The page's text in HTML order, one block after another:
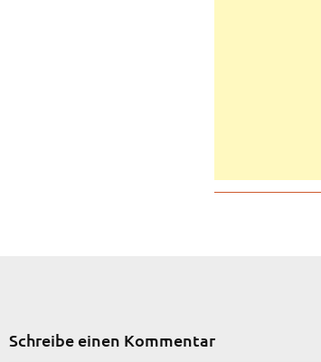
Schreibe einen Kommentar